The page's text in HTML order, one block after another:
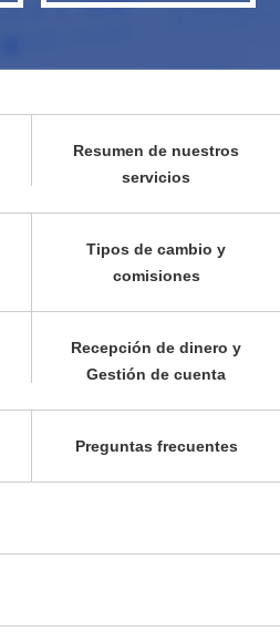
Resumen de nuestros
servicios
Tipos de cambio y
comisiones
Recepción de dinero y
Gestión de cuenta
Preguntas frecuentes